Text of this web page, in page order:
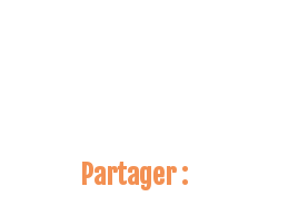
Partager :